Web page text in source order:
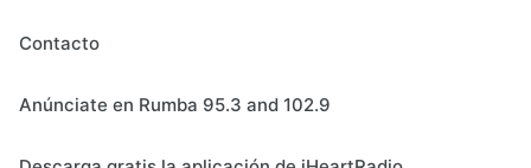
Contacto
Anúnciate en Rumba 95.3 and 102.9